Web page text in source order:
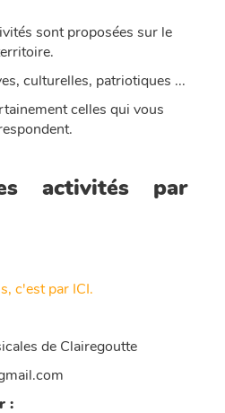
sont proposées sur le
culturelles, patriotiques ...
celles qui vous
activités par
c'est par ICI.
de Clairegoutte
: